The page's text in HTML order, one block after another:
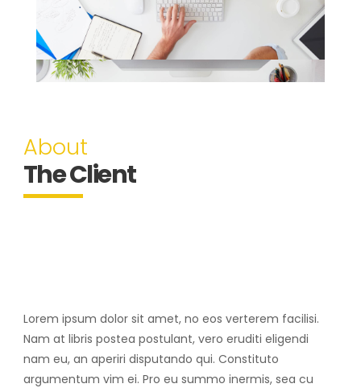
About
The Client
Lorem ipsum dolor sit amet, no eos verterem facilisi.
Nam at libris postea postulant, vero eruditi eligendi
nam eu, an aperiri disputando qui. Constituto
argumentum vim ei. Pro eu summo inermis, sea cu